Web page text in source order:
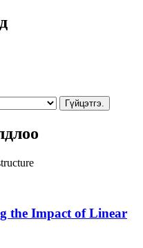
Гүйцэтгэ.
the Impact of Linear